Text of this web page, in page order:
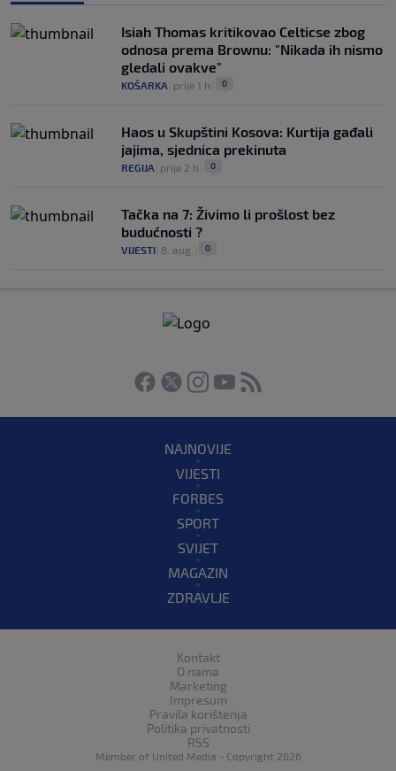
Isiah Thomas kritikovao Celticse zbog
odnosa prema Brownu: "Nikada ih nismo
gledali ovakve"
KOŠARKA prije 1 h 0
Haos u Skupštini Kosova: Kurtija gađali
jajima, sjednica prekinuta
REGIJA prije 2 h 0
Tačka na 7: Živimo li prošlost bez
budućnosti ?
VIJESTI 8. aug. 0
NAJNOVIJE
VIJESTI
FORBES
SPORT
SVIJET
MAGAZIN
ZDRAVLJE
Kontakt
O nama
Marketing
Impresum
Pravila korištenja
Politika privatnosti
RSS
Member of United Media - Copyright 2026